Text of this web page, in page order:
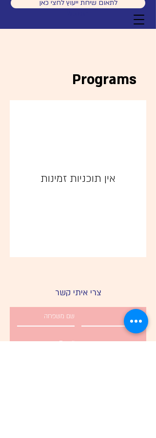
Programs
אין תוכניות זמינות
© 2023 by Sandra Fisher. Proudly created with
לתאום שיחת ייעוץ לחצי כאן
צרי איתי קשר